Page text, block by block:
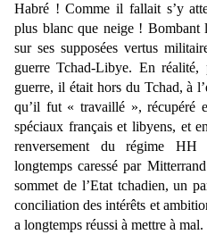
Habré ! Comme il fallait s’y
plus blanc que neige ! Bombant
sur ses supposées vertus
guerre Tchad-Libye. En réalité,
guerre, il était hors du Tchad, à
qu’il fut « travaillé », récupéré
spéciaux français et libyens, et
renversement du régime
longtemps caressé par
sommet de l’Etat tchadien, un
conciliation des intérêts et
a longtemps réussi à mettre à mal.